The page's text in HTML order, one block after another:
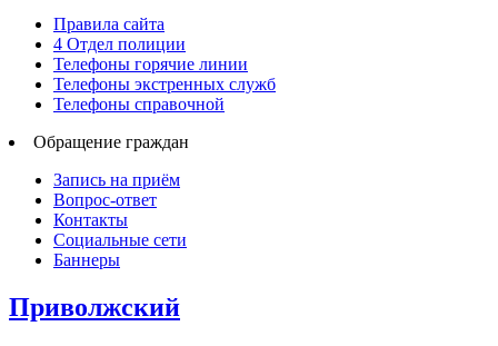
Правила сайта
4 Отдел полиции
Телефоны горячие линии
Телефоны экстренных служб
Телефоны справочной
Обращение граждан
Запись на приём
Вопрос-ответ
Контакты
Социальные сети
Баннеры
Приволжский